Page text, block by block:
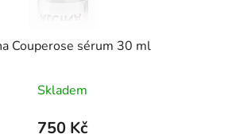
Couperose sérum 30 ml
Skladem
750 Kč